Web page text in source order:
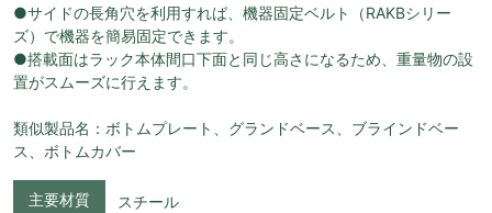
●サイドの長角穴を利用すれば、機器固定ベルト（RAKBシリー
ズ）で機器を簡易固定できます。
●搭載面はラック本体間口下面と同じ高さになるため、重量物の設
置がスムーズに行えます。
類似製品名：ボトムプレート、グランドベース、ブラインドベー
ス、ボトムカバー
主要材質 スチール